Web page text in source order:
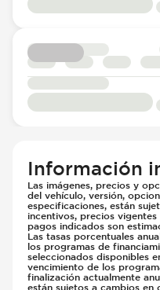
Información
Las imágenes, precios y
del vehículo, versión,
especificaciones, están
incentivos, precios
pagos indicados son
Las tasas porcentuales
los programas de
seleccionados disponibles
vencimiento de los
finalización actualmente
están sujetos a cambios en